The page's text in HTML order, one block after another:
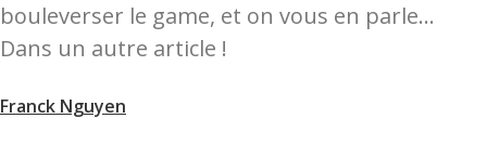
bouleverser le game, et on vous en parle…
Dans un autre article !
Franck Nguyen